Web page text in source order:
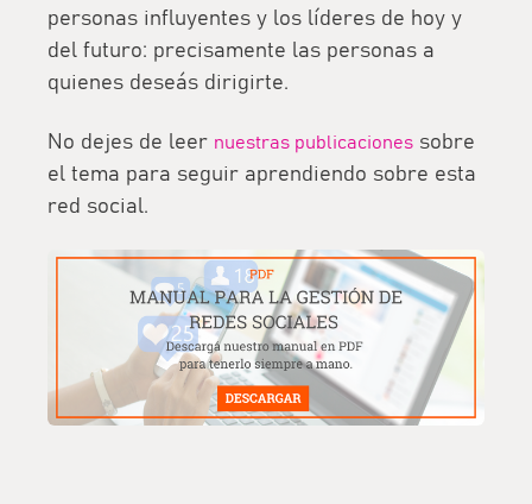
personas influyentes y los líderes de hoy y
del futuro: precisamente las personas a
quienes deseás dirigirte.
No dejes de leer nuestras publicaciones sobre
el tema para seguir aprendiendo sobre esta
red social.